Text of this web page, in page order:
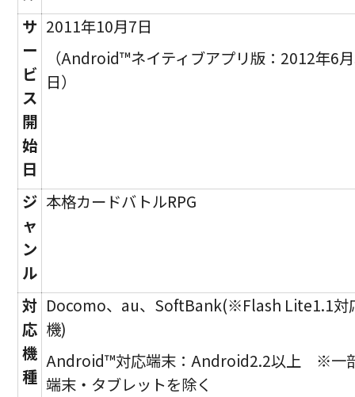
サ
ー
ビ
ス
開
始
日
2011年10月7日
（Android™ネイティブアプリ版：2012年6
日）
ジ
ャ
ン
ル
本格カードバトルRPG
対
応
機
種
Docomo、au、SoftBank(※Flash Lite1.1対
機)
Android™対応端末：Android2.2以上 ※一
端末・タブレットを除く